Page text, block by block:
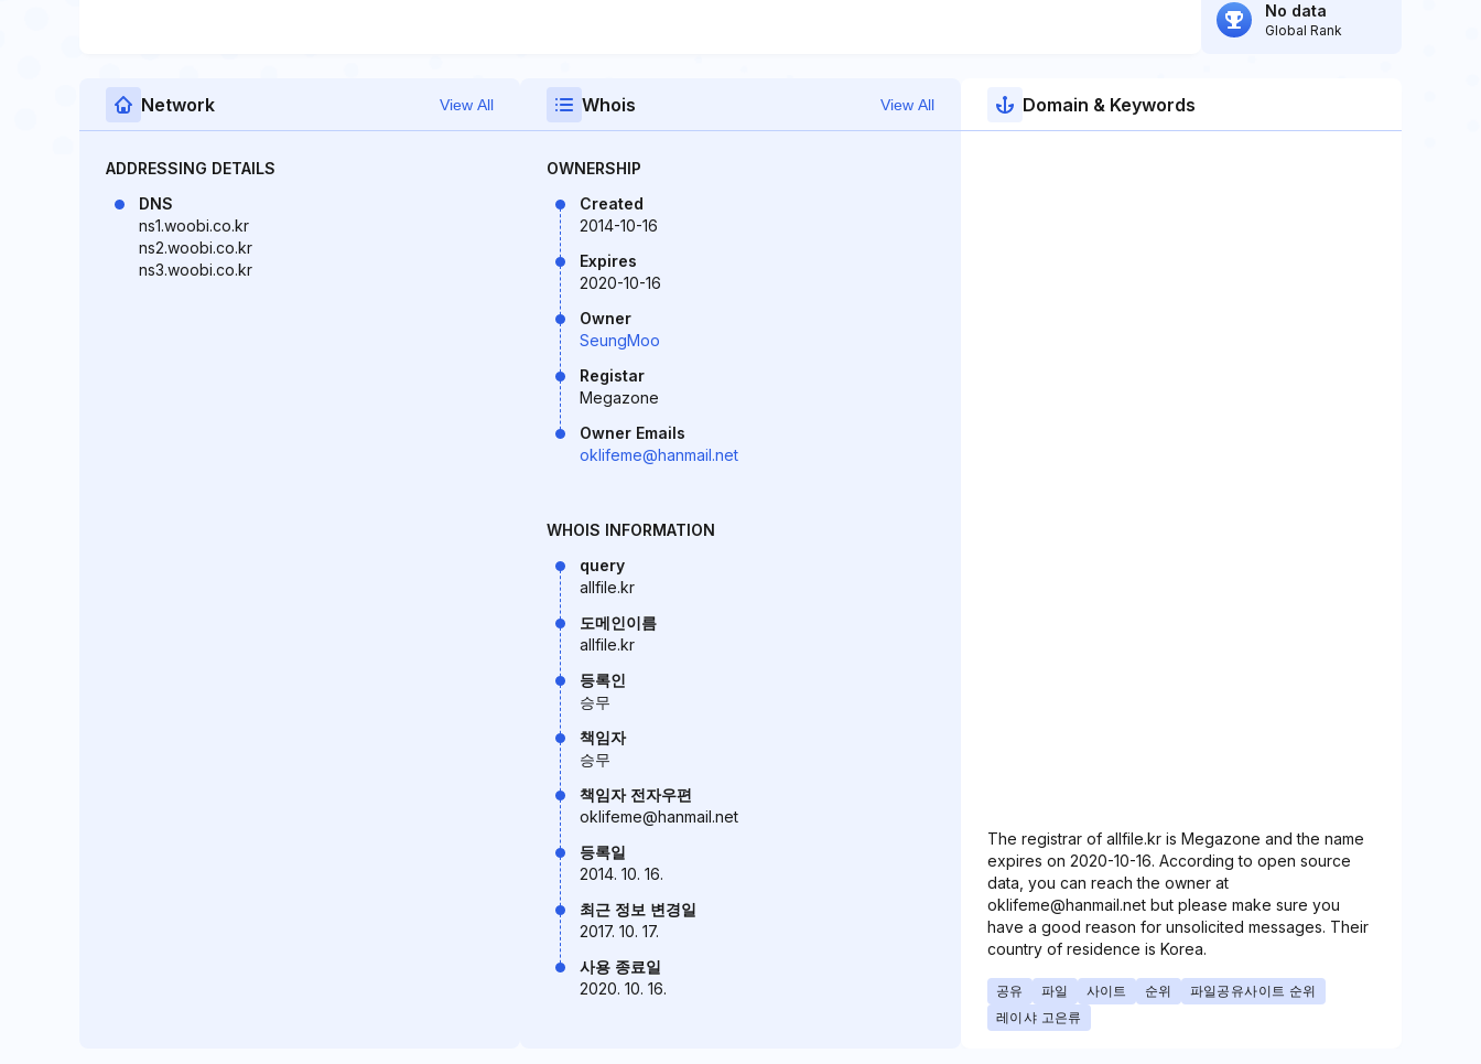
No data
Global Rank
Network View All
ADDRESSING DETAILS
DNS
ns1.woobi.co.kr
ns2.woobi.co.kr
ns3.woobi.co.kr
Whois View All
OWNERSHIP
Created
2014-10-16
Expires
2020-10-16
Owner
SeungMoo
Registar
Megazone
Owner Emails
oklifeme@hanmail.net
WHOIS INFORMATION
query
allfile.kr
도메인이름
allfile.kr
등록인
승무
책임자
승무
책임자 전자우편
oklifeme@hanmail.net
등록일
2014. 10. 16.
최근 정보 변경일
2017. 10. 17.
사용 종료일
2020. 10. 16.
Domain & Keywords
The registrar of allfile.kr is Megazone and the name
expires on 2020-10-16. According to open source
data, you can reach the owner at
oklifeme@hanmail.net but please make sure you
have a good reason for unsolicited messages. Their
country of residence is Korea.
공유 파일 사이트 순위
파일공유사이트 순위
레이샤 고은류